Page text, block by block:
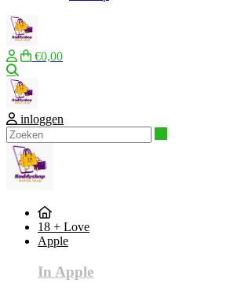
€0,00
inloggen
18 + Love
Apple
In Apple